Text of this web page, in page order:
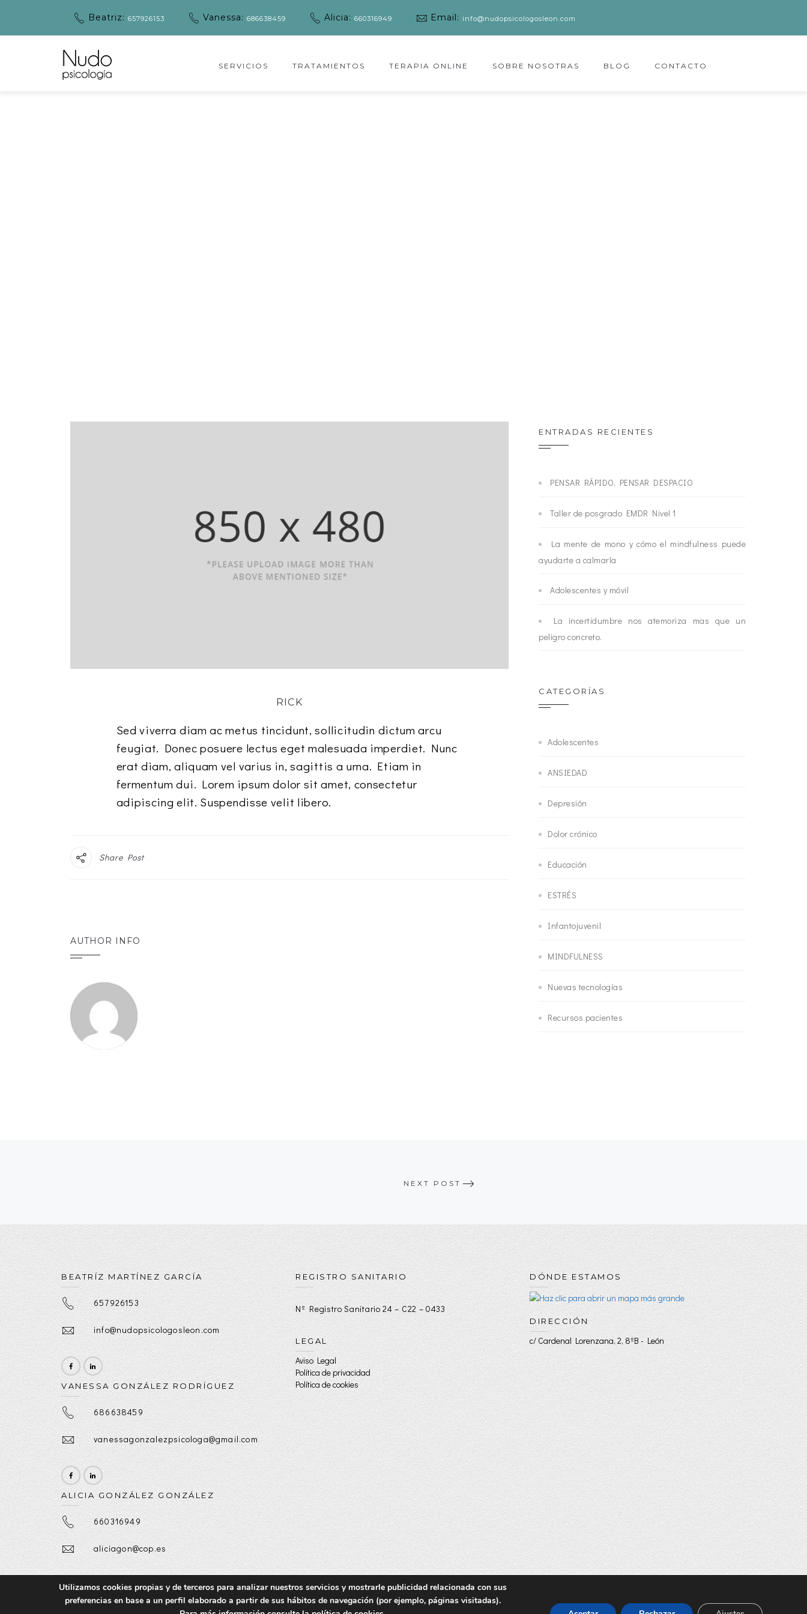
Beatriz: 657926153 Vanessa: 686638459 Alicia: 660316949 Email: info@nudopsicologosleon.com
SERVICIOS TRATAMIENTOS TERAPIA ONLINE SOBRE NOSOTRAS BLOG CONTACTO
RICK
Sed viverra diam ac metus tincidunt, sollicitudin dictum arcu
feugiat. Donec posuere lectus eget malesuada imperdiet. Nunc
erat diam, aliquam vel varius in, sagittis a urna. Etiam in
fermentum dui. Lorem ipsum dolor sit amet, consectetur
adipiscing elit. Suspendisse velit libero.
Share Post
AUTHOR INFO
ENTRADAS RECIENTES
PENSAR RÁPIDO, PENSAR DESPACIO
Taller de posgrado EMDR Nivel 1
La mente de mono y cómo el mindfulness puede
ayudarte a calmarla
Adolescentes y móvil
La incertidumbre nos atemoriza mas que un
peligro concreto.
CATEGORÍAS
Adolescentes
ANSIEDAD
Depresión
Dolor crónico
Educación
ESTRÉS
Infantojuvenil
MINDFULNESS
Nuevas tecnologías
Recursos pacientes
NEXT POST
BEATRÍZ MARTÍNEZ GARCÍA
657926153
info@nudopsicologosleon.com
VANESSA GONZÁLEZ RODRÍGUEZ
686638459
vanessagonzalezpsicologa@gmail.com
ALICIA GONZÁLEZ GONZÁLEZ
660316949
aliciagon@cop.es
REGISTRO SANITARIO
Nº Registro Sanitario 24 – C22 – 0433
LEGAL
Aviso Legal
Política de privacidad
Política de cookies
DÓNDE ESTAMOS
DIRECCIÓN
c/ Cardenal Lorenzana, 2, 8ºB - León
Utilizamos cookies propias y de terceros para analizar nuestros servicios y mostrarle publicidad relacionada con sus
preferencias en base a un perfil elaborado a partir de sus hábitos de navegación (por ejemplo, páginas visitadas).